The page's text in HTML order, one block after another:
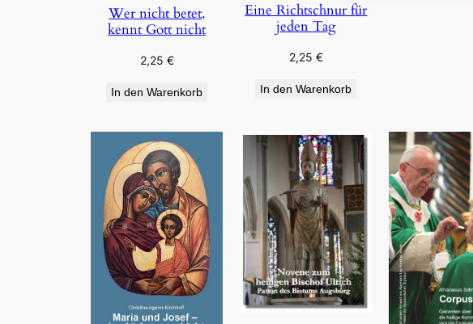
Wer nicht betet,
kennt Gott nicht
2,25 €
In den Warenkorb
Eine Richtschnur für
jeden Tag
2,25 €
In den Warenkorb